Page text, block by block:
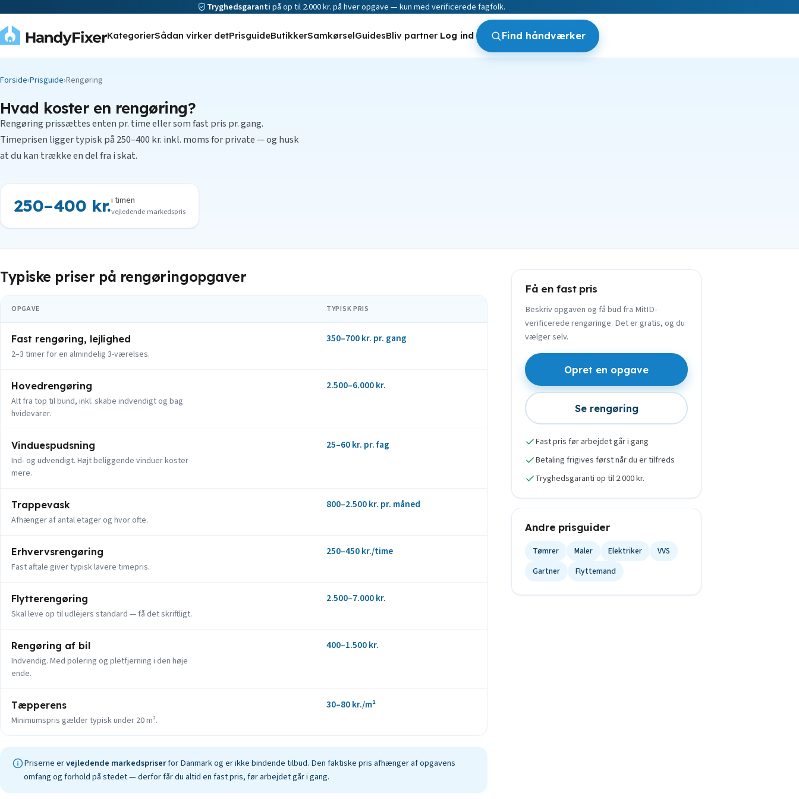
Tryghedsgarantipå op til 2.000 kr. på hver opgave — kun med verificerede fagfolk.
KategorierSådan virker detPrisguideButikkerSamkørselGuidesBliv partner Log ind Find håndværker
Forside›Prisguide›Rengøring
Hvad koster en rengøring?
Rengøring prissættes enten pr. time eller som fast pris pr. gang.
Timeprisen ligger typisk på 250–400 kr. inkl. moms for private — og husk
at du kan trække en del fra i skat.
250–400 kr.i timen
vejledende markedspris
Typiske priser på rengøringopgaver
OPGAVE TYPISK PRIS
Fast rengøring, lejlighed
2–3 timer for en almindelig 3-værelses.
350–700 kr. pr. gang
Hovedrengøring
Alt fra top til bund, inkl. skabe indvendigt og bag
hvidevarer.
2.500–6.000 kr.
Vinduespudsning
Ind- og udvendigt. Højt beliggende vinduer koster
mere.
25–60 kr. pr. fag
Trappevask
Afhænger af antal etager og hvor ofte.
800–2.500 kr. pr. måned
Erhvervsrengøring
Fast aftale giver typisk lavere timepris.
250–450 kr./time
Flytterengøring
Skal leve op til udlejers standard — få det skriftligt.
2.500–7.000 kr.
Rengøring af bil
Indvendig. Med polering og pletfjerning i den høje
ende.
400–1.500 kr.
Tæpperens
Minimumspris gælder typisk under 20 m².
30–80 kr./m²
Priserne ervejledende markedspriserfor Danmark og er ikke bindende tilbud. Den faktiske pris afhænger af opgavens
omfang og forhold på stedet — derfor får du altid en fast pris, før arbejdet går i gang.
Få en fast pris
Beskriv opgaven og få bud fra MitID-
verificerede rengøringe. Det er gratis, og du
vælger selv.
Opret en opgave
Se rengøring
Fast pris før arbejdet går i gang
Betaling frigives først når du er tilfreds
Tryghedsgaranti op til 2.000 kr.
Andre prisguider
Tømrer Maler Elektriker
VVS
Gartner
Flyttemand